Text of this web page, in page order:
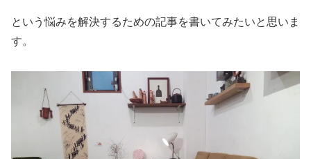
という悩みを解決するための記事を書いてみたいと思いま
す。